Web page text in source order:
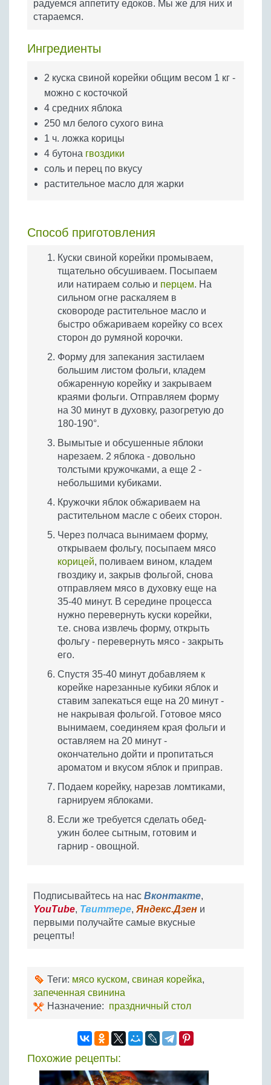
Бобовые
Яйца
радуемся аппетиту едоков. Мы же для них и
стараемся.
Ингредиенты
2 куска свиной корейки общим весом 1 кг -
можно с косточкой
4 средних яблока
250 мл белого сухого вина
1 ч. ложка корицы
4 бутона гвоздики
соль и перец по вкусу
растительное масло для жарки
Способ приготовления
Куски свиной корейки промываем,
тщательно обсушиваем. Посыпаем
или натираем солью и перцем. На
сильном огне раскаляем в
сковороде растительное масло и
быстро обжариваем корейку со всех
сторон до румяной корочки.
Форму для запекания застилаем
большим листом фольги, кладем
обжаренную корейку и закрываем
краями фольги. Отправляем форму
на 30 минут в духовку, разогретую до
180-190°.
Вымытые и обсушенные яблоки
нарезаем. 2 яблока - довольно
толстыми кружочками, а еще 2 -
небольшими кубиками.
Кружочки яблок обжариваем на
растительном масле с обеих сторон.
Через полчаса вынимаем форму,
открываем фольгу, посыпаем мясо
корицей, поливаем вином, кладем
гвоздику и, закрыв фольгой, снова
отправляем мясо в духовку еще на
35-40 минут. В середине процесса
нужно перевернуть куски корейки,
т.е. снова извлечь форму, открыть
фольгу - перевернуть мясо - закрыть
его.
Спустя 35-40 минут добавляем к
корейке нарезанные кубики яблок и
ставим запекаться еще на 20 минут -
не накрывая фольгой. Готовое мясо
вынимаем, соединяем края фольги и
оставляем на 20 минут -
окончательно дойти и пропитаться
ароматом и вкусом яблок и приправ.
Подаем корейку, нарезав ломтиками,
гарнируем яблоками.
Если же требуется сделать обед-
ужин более сытным, готовим и
гарнир - овощной.
Подписывайтесь на нас Вконтакте,
YouTube, Твиттере, Яндекс.Дзен и
первыми получайте самые вкусные
рецепты!
Теги: мясо куском, свиная корейка,
запеченная свинина
Назначение: праздничный стол
Похожие рецепты: